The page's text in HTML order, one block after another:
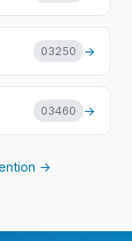
03250 →
03460 →
→